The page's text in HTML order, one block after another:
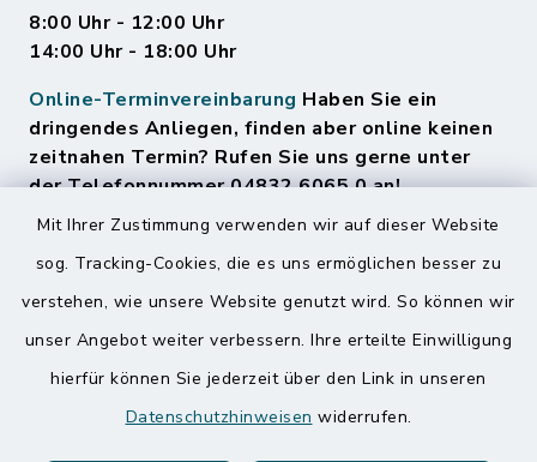
Mit Ihrer Zustimmung verwenden wir auf dieser Website
sog. Tracking-Cookies, die es uns ermöglichen besser zu
verstehen, wie unsere Website genutzt wird. So können wir
unser Angebot weiter verbessern. Ihre erteilte Einwilligung
hierfür können Sie jederzeit über den Link in unseren
Datenschutzhinweisen widerrufen.
8:00 Uhr - 12:00 Uhr
14:00 Uhr - 18:00 Uhr
Online-Terminvereinbarung Haben Sie ein
dringendes Anliegen, finden aber online keinen
zeitnahen Termin? Rufen Sie uns gerne unter
der Telefonnummer 04832 6065 0 an!
Quicklinks
Amt Mitteldithmarschen
Speicherkoog Meldorfer Koog